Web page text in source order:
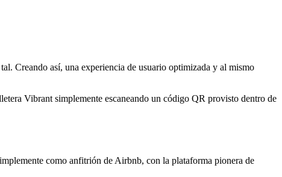
Creando así, una experiencia de usuario optimizada y al mismo
Vibrant simplemente escaneando un código QR provisto dentro de
como anfitrión de Airbnb, con la plataforma pionera de